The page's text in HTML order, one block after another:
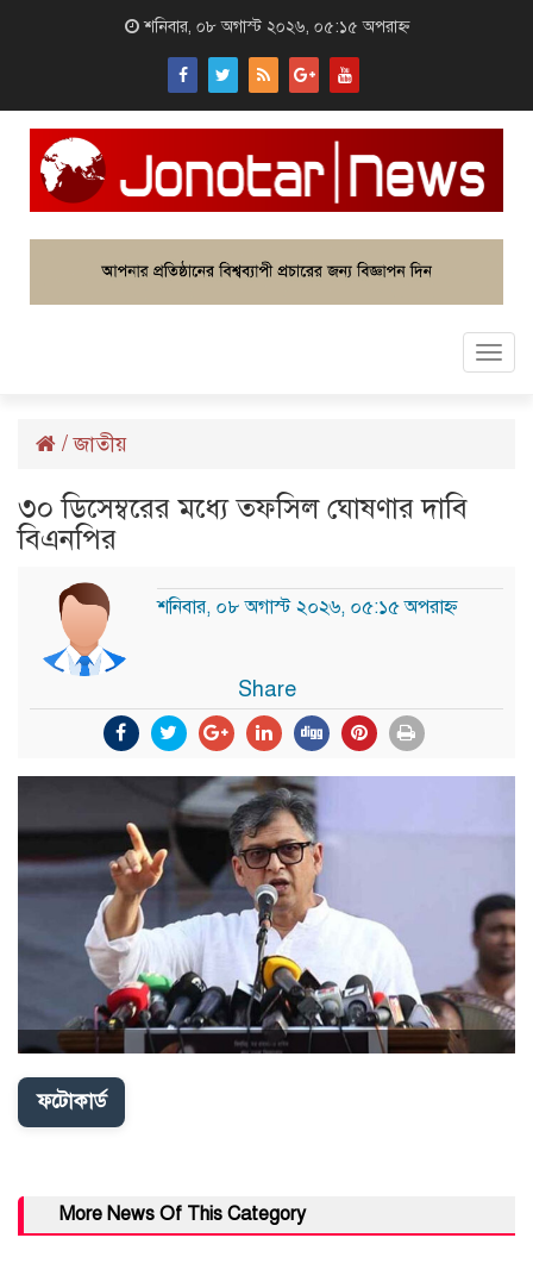
শনিবার, ০৮ অগাস্ট ২০২৬, ০৫:১৫ অপরাহ্ন
/জাতীয়
৩০ ডিসেম্বরের মধ্যে তফসিল ঘোষণার দাবি
বিএনপির
শনিবার, ০৮ অগাস্ট ২০২৬, ০৫:১৫ অপরাহ্ন
Share
ফটোকার্ড
More News Of This Category